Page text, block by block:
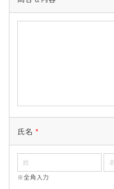
氏名 *
※全角入力